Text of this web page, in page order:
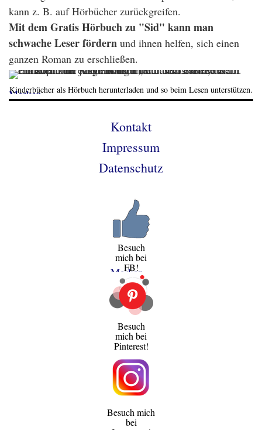
kann z. B. auf Hörbücher zurückgreifen.
Mit dem Gratis Hörbuch zu "Sid" kann man
schwache Leser fördern und ihnen helfen, sich einen
ganzen Roman zu erschließen.
Kinderbücher als Hörbuch herunterladen und so beim Lesen unterstützen.
Merken
Kontakt
Impressum
Datenschutz
Besuch
mich bei
FB!
Merken
Besuch
mich bei
Pinterest!
Besuch mich
bei